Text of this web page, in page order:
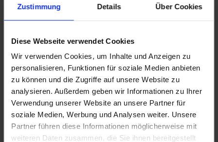
Zustimmung Details Über Cookies
Diese Webseite verwendet Cookies
Wir verwenden Cookies, um Inhalte und Anzeigen zu
personalisieren, Funktionen für soziale Medien anbieten
zu können und die Zugriffe auf unsere Website zu
analysieren. Außerdem geben wir Informationen zu Ihrer
Verwendung unserer Website an unsere Partner für
soziale Medien, Werbung und Analysen weiter. Unsere
Partner führen diese Informationen möglicherweise mit
weiteren Daten zusammen, die Sie ihnen bereitgestellt
Moodboard-Altro Whiterock wall designs-03